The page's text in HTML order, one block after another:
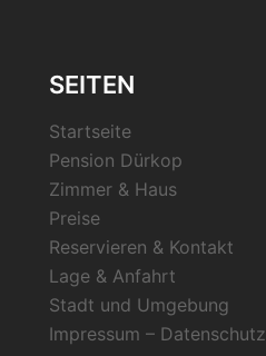
SEITEN
Startseite
Pension Dürkop
Zimmer & Haus
Preise
Reservieren & Kontakt
Lage & Anfahrt
Stadt und Umgebung
Impressum – Datenschutz